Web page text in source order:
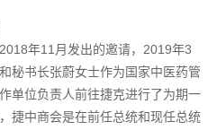
年11月发出的邀请，2019年3
秘书长张蔚女士作为国家中医药管
单位负责人前往捷克进行了为期一
捷中商会是在前任总统和现任总统